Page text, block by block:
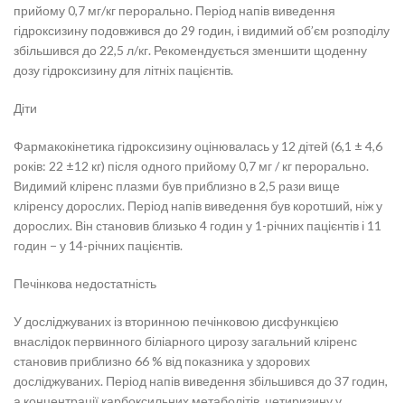
прийому 0,7 мг/кг перорально. Період напів виведення
гідроксизину подовжився до 29 годин, і видимий об’єм розподілу
збільшився до 22,5 л/кг. Рекомендується зменшити щоденну
дозу гідроксизину для літніх пацієнтів.
Діти
Фармакокінетика гідроксизину оцінювалась у 12 дітей (6,1 ± 4,6
років: 22 ±12 кг) після одного прийому 0,7 мг / кг перорально.
Видимий кліренс плазми був приблизно в 2,5 рази вище
кліренсу дорослих. Період напів виведення був коротший, ніж у
дорослих. Він становив близько 4 годин у 1-річних пацієнтів і 11
годин − у 14-річних пацієнтів.
Печінкова недостатність
У досліджуваних із вторинною печінковою дисфункцією
внаслідок первинного біліарного цирозу загальний кліренс
становив приблизно 66 % від показника у здорових
досліджуваних. Період напів виведення збільшився до 37 годин,